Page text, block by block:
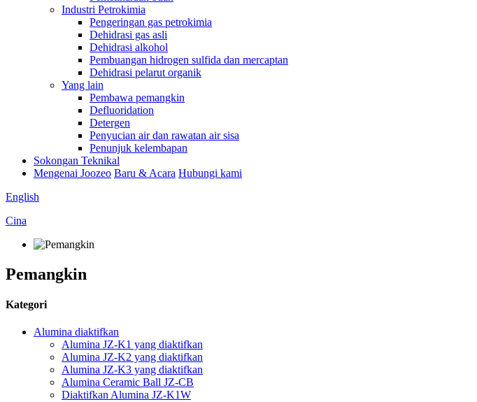
Industri Petrokimia
Pengeringan gas petrokimia
Dehidrasi gas asli
Dehidrasi alkohol
Pembuangan hidrogen sulfida dan mercaptan
Dehidrasi pelarut organik
Yang lain
Pembawa pemangkin
Defluoridation
Detergen
Penyucian air dan rawatan air sisa
Penunjuk kelembapan
Sokongan Teknikal
Mengenai Joozeo Baru & Acara Hubungi kami
English
Cina
Pemangkin
Kategori
Alumina diaktifkan
Alumina JZ-K1 yang diaktifkan
Alumina JZ-K2 yang diaktifkan
Alumina JZ-K3 yang diaktifkan
Alumina Ceramic Ball JZ-CB
Diaktifkan Alumina JZ-K1W